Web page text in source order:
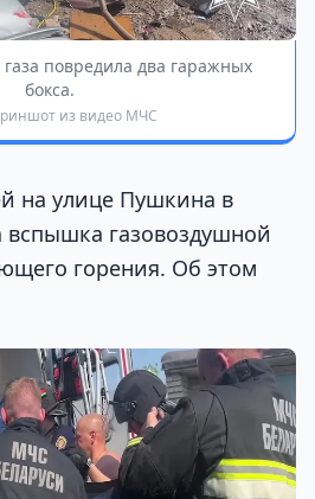
повредила два гаражных
бокса.
из видео МЧС
на улице Пушкина в
газовоздушной
горения. Об этом